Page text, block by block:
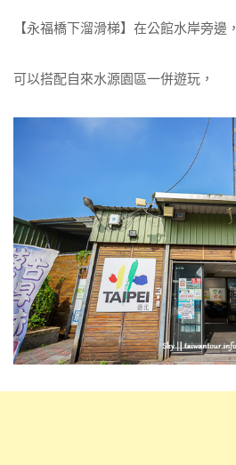
【永福橋下溜滑梯】在公館水岸旁邊，
可以搭配自來水源園區一併遊玩，